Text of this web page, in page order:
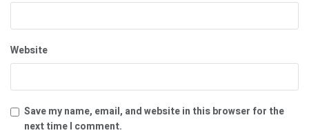
Website
Save my name, email, and website in this browser for the
next time I comment.